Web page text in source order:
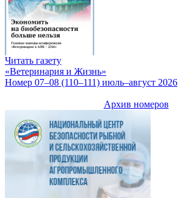
Читать газету
«Ветеринария и Жизнь»
Номер 07–08 (110–111) июль–август 2026
Архив номеров